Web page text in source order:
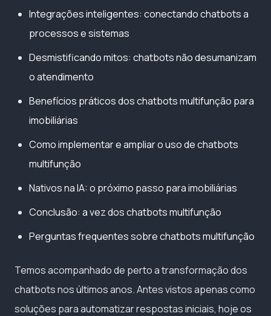
Integrações inteligentes: conectando chatbots a
processos e sistemas
Desmistificando mitos: chatbots não desumanizam
o atendimento
Benefícios práticos dos chatbots multifunção para
imobiliárias
Como implementar e ampliar o uso de chatbots
multifunção
Nativos na IA: o próximo passo para imobiliárias
Conclusão: a vez dos chatbots multifunção
Perguntas frequentes sobre chatbots multifunção
Temos acompanhado de perto a transformação dos
chatbots nos últimos anos. Antes vistos apenas como
soluções para automatizar respostas iniciais, hoje os